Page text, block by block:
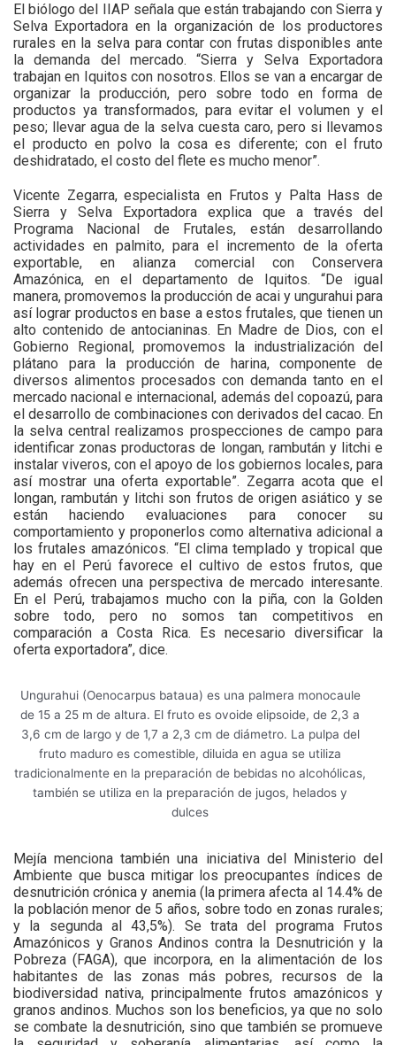
El biólogo del IIAP señala que están trabajando con Sierra y
Selva Exportadora en la organización de los productores
rurales en la selva para contar con frutas disponibles ante
la demanda del mercado. “Sierra y Selva Exportadora
trabajan en Iquitos con nosotros. Ellos se van a encargar de
organizar la producción, pero sobre todo en forma de
productos ya transformados, para evitar el volumen y el
peso; llevar agua de la selva cuesta caro, pero si llevamos
el producto en polvo la cosa es diferente; con el fruto
deshidratado, el costo del flete es mucho menor”.
Vicente Zegarra, especialista en Frutos y Palta Hass de
Sierra y Selva Exportadora explica que a través del
Programa Nacional de Frutales, están desarrollando
actividades en palmito, para el incremento de la oferta
exportable, en alianza comercial con Conservera
Amazónica, en el departamento de Iquitos. “De igual
manera, promovemos la producción de acai y ungurahui para
así lograr productos en base a estos frutales, que tienen un
alto contenido de antocianinas. En Madre de Dios, con el
Gobierno Regional, promovemos la industrialización del
plátano para la producción de harina, componente de
diversos alimentos procesados con demanda tanto en el
mercado nacional e internacional, además del copoazú, para
el desarrollo de combinaciones con derivados del cacao. En
la selva central realizamos prospecciones de campo para
identificar zonas productoras de longan, rambután y litchi e
instalar viveros, con el apoyo de los gobiernos locales, para
así mostrar una oferta exportable”. Zegarra acota que el
longan, rambután y litchi son frutos de origen asiático y se
están haciendo evaluaciones para conocer su
comportamiento y proponerlos como alternativa adicional a
los frutales amazónicos. “El clima templado y tropical que
hay en el Perú favorece el cultivo de estos frutos, que
además ofrecen una perspectiva de mercado interesante.
En el Perú, trabajamos mucho con la piña, con la Golden
sobre todo, pero no somos tan competitivos en
comparación a Costa Rica. Es necesario diversificar la
oferta exportadora”, dice.
Ungurahui (Oenocarpus bataua) es una palmera monocaule
de 15 a 25 m de altura. El fruto es ovoide elipsoide, de 2,3 a
3,6 cm de largo y de 1,7 a 2,3 cm de diámetro. La pulpa del
fruto maduro es comestible, diluida en agua se utiliza
tradicionalmente en la preparación de bebidas no alcohólicas,
también se utiliza en la preparación de jugos, helados y
dulces
Mejía menciona también una iniciativa del Ministerio del
Ambiente que busca mitigar los preocupantes índices de
desnutrición crónica y anemia (la primera afecta al 14.4% de
la población menor de 5 años, sobre todo en zonas rurales;
y la segunda al 43,5%). Se trata del programa Frutos
Amazónicos y Granos Andinos contra la Desnutrición y la
Pobreza (FAGA), que incorpora, en la alimentación de los
habitantes de las zonas más pobres, recursos de la
biodiversidad nativa, principalmente frutos amazónicos y
granos andinos. Muchos son los beneficios, ya que no solo
se combate la desnutrición, sino que también se promueve